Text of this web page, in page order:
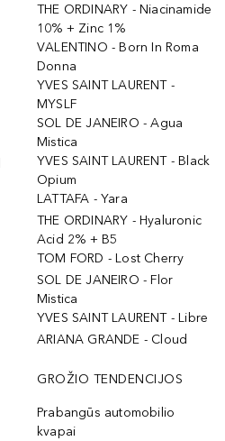
THE ORDINARY - Niacinamide
10% + Zinc 1%
VALENTINO - Born In Roma
Donna
YVES SAINT LAURENT -
MYSLF
SOL DE JANEIRO - Agua
Mistica
YVES SAINT LAURENT - Black
Opium
LATTAFA - Yara
THE ORDINARY - Hyaluronic
Acid 2% + B5
TOM FORD - Lost Cherry
SOL DE JANEIRO - Flor
Mistica
YVES SAINT LAURENT - Libre
ARIANA GRANDE - Cloud
GROŽIO TENDENCIJOS
Prabangūs automobilio
kvapai